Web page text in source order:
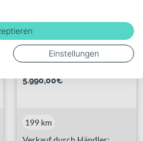
HNF Nicolai UD4 All
Terrain...
5.990,00€
+ 1 Farbe
199 km
Einstellungen